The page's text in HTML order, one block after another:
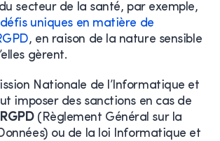
secteur de la santé, par exemple,
défis uniques en matière de
, en raison de la nature sensible
gèrent.
Nationale de l’Informatique et
imposer des sanctions en cas de
RGPD(Règlement Général sur la
ou de la loi Informatique et